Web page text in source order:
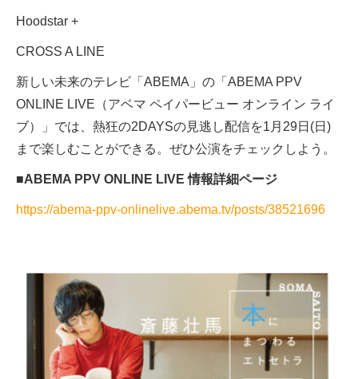
Hoodstar +
CROSS A LINE
新しい未来のテレビ「ABEMA」の「ABEMA PPV
ONLINE LIVE（アベマ ペイパービュー オンライン ライ
ブ）」では、熱狂の2DAYSの見逃し配信を1月29日(日)
まで楽しむことができる。ぜひ公演をチェックしよう。
■ABEMA PPV ONLINE LIVE 情報詳細ページ
https://abema-ppv-onlinelive.abema.tv/posts/38521696